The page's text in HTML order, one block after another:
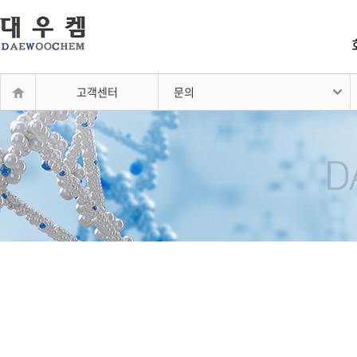
고객센터 문의